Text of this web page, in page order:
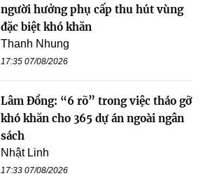
người hưởng phụ cấp thu hút vùng
đặc biệt khó khăn
Thanh Nhung
17:35 07/08/2026
Lâm Đồng: “6 rõ” trong việc tháo gỡ
khó khăn cho 365 dự án ngoài ngân
sách
Nhật Linh
17:33 07/08/2026